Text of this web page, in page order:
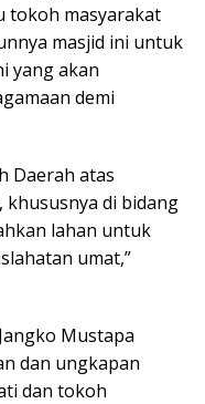
tokoh masyarakat
masjid ini untuk
yang akan
demi
Daerah atas
di bidang
lahan untuk
umat,”
Mustapa
dan ungkapan
dan tokoh